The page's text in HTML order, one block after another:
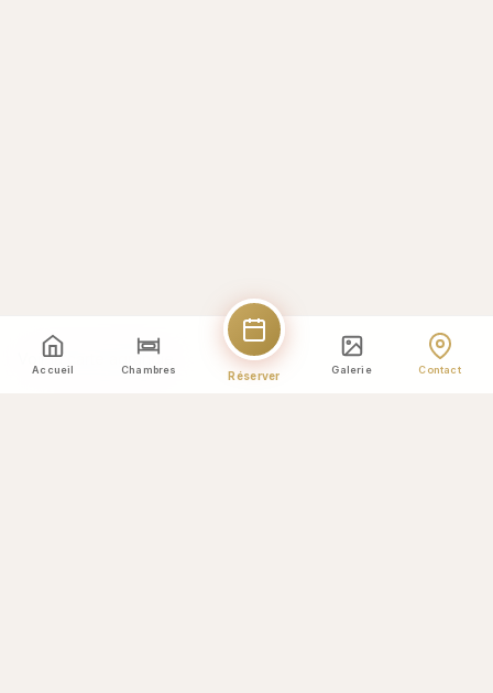
Voir la carte agrandie
Accueil Chambres Réserver Galerie Contact